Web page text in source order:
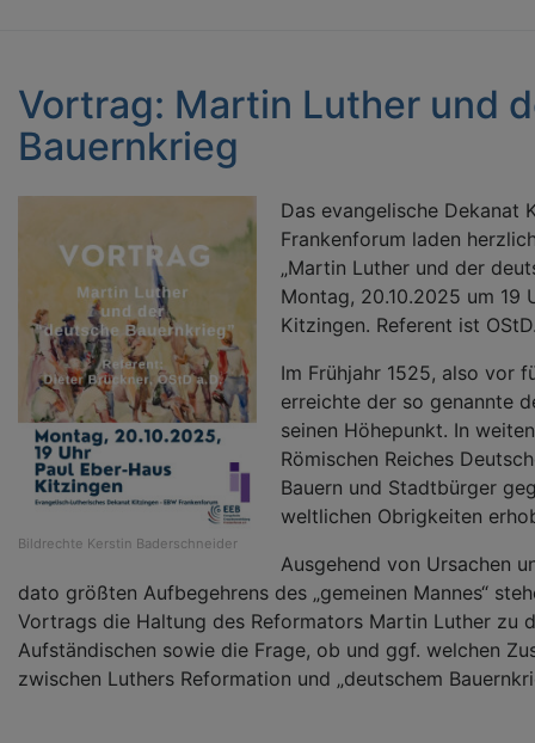
Vortrag: Martin Luther und
Bauernkrieg
Bildrechte Kerstin Baderschneider
Das evangelische Dekanat
Frankenforum laden
„Martin Luther und der
Montag, 20.10.2025 um 19
Kitzingen. Referent ist
Im Frühjahr 1525, also vor
erreichte der so genannte
seinen Höhepunkt. In
Römischen Reiches
Bauern und Stadtbürger
weltlichen Obrigkeiten
Ausgehend von Ursachen
dato größten Aufbegehrens des „gemeinen Mannes“
Vortrags die Haltung des Reformators Martin Luther zu
Aufständischen sowie die Frage, ob und ggf. welchen
zwischen Luthers Reformation und „deutschem